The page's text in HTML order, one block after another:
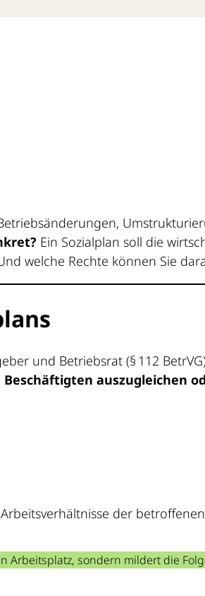
Ein Sozialplan soll die
welche Rechte können Sie
und Betriebsrat (§ 112
auszugleichen
der
Arbeitsplatz, sondern mildert die